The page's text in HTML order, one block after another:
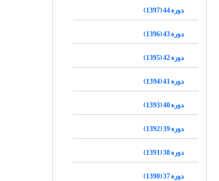
دوره 44 (1397)
دوره 43 (1396)
دوره 42 (1395)
دوره 41 (1394)
دوره 40 (1393)
دوره 39 (1392)
دوره 38 (1391)
دوره 37 (1390)